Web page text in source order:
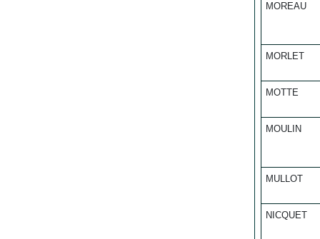
MOREAU
MORLET
MOTTE
MOULIN
MULLOT
NICQUET